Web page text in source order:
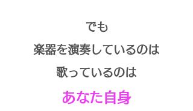
でも
楽器を演奏しているのは
歌っているのは
あなた自身